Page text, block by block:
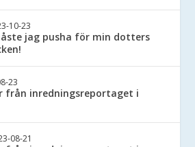
10-23
jag pusha för min dotters
23
från inredningsreportaget i
08-21